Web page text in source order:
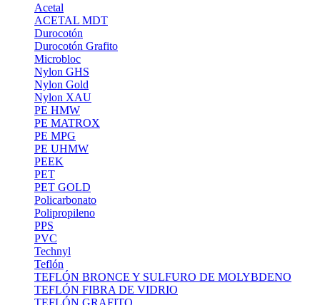
Acetal
ACETAL MDT
Durocotón
Durocotón Grafito
Microbloc
Nylon GHS
Nylon Gold
Nylon XAU
PE HMW
PE MATROX
PE MPG
PE UHMW
PEEK
PET
PET GOLD
Policarbonato
Polipropileno
PPS
PVC
Technyl
Teflón
TEFLÓN BRONCE Y SULFURO DE MOLYBDENO
TEFLÓN FIBRA DE VIDRIO
TEFLÓN GRAFITO